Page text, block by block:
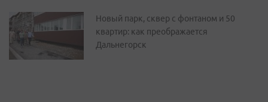
Новый парк, сквер с фонтаном и 50
квартир: как преображается
Дальнегорск